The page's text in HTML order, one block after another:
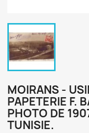
MOIRANS -
PAPETERIE F.
PHOTO DE
TUNISIE.